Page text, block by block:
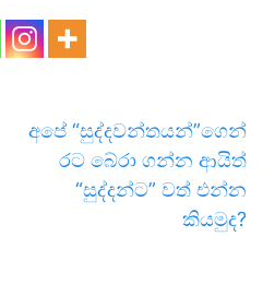
අපේ “සුද්දවන්තයන්”ගෙන්
රට බේරා ගන්න ආයිත්
“සුද්දන්ට” වත් එන්න
කියමුද?